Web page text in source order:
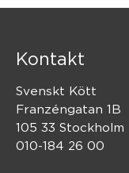
Kontakt
Svenskt Kött
Franzéngatan 1B
105 33 Stockholm
010-184 26 00